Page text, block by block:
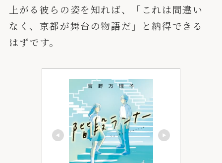
上がる彼らの姿を知れば、「これは間違い
なく、京都が舞台の物語だ」と納得できる
はずです。